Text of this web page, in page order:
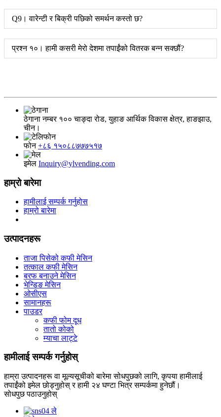
Q9। वारेन्टी र बिक्री पछिको समर्थन कस्तो छ?
प्रश्न १०। हामी कसरी मेरो देशमा तपाईंको वितरक बन्न सक्छौं?
ठेगाना नम्बर १०० चाङ्दा रोड, युहाङ आर्थिक विकास क्षेत्र, हाङझाउ,
चीन।
फोन +८६ १५०८८७७७५१७
इमेल Inquiry@ylvending.com
हाम्रो बारेमा
हामीलाई सम्पर्क गर्नुहोस
हाम्रो बारेमा
उत्पादनहरू
ताजा पिसेको कफी मेसिन
तत्काल कफी मेसिन
बरफ बनाउने मेसिन
भेन्डिङ मेसिन
ओसीएस
सामानहरू
पाउडर
कफी फोम दूध
तातो कोको
म्याचा लाट्टे
हामीलाई सम्पर्क गर्नुहोस्
हाम्रा उत्पादनहरू वा मूल्यसूचीको बारेमा सोधपुछको लागि, कृपया हामीलाई
तपाईंको इमेल छोड्नुहोस् र हामी २४ घण्टा भित्र सम्पर्कमा हुनेछौं।
सोधपुछ पठाउनुहोस्